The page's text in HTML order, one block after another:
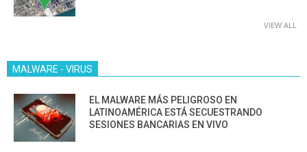
VIEW ALL
MALWARE - VIRUS
EL MALWARE MÁS PELIGROSO EN
LATINOAMÉRICA ESTÁ SECUESTRANDO
SESIONES BANCARIAS EN VIVO